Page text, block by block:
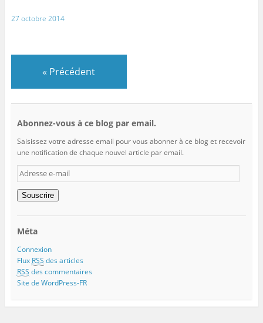
27 octobre 2014
« Précédent
Abonnez-vous à ce blog par email.
Saisissez votre adresse email pour vous abonner à ce blog et recevoir
une notification de chaque nouvel article par email.
Adresse
e-
mail
Souscrire
Méta
Connexion
Flux RSS des articles
RSS des commentaires
Site de WordPress-FR